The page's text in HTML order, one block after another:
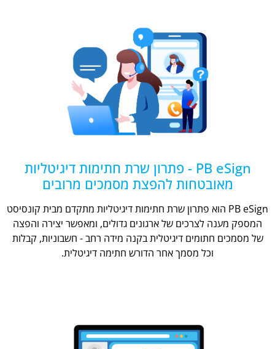
PB eSign - פתרון שרת חתימות דיגיטליות
מאובטחות להפצת מסמכים מרובים
PB eSign הוא פתרון שרת חתימות דיגיטליות מתקדם מבית קונסיסט
המספק מענה לצרכים של ארגונים גדולים, ומאפשר יצירה והפצה
של מסמכים חתומים דיגיטלית בקנה מידה רחב - חשבוניות, קבלות
וכל מסמך אחר הדורש חתימה דיגיטלית.